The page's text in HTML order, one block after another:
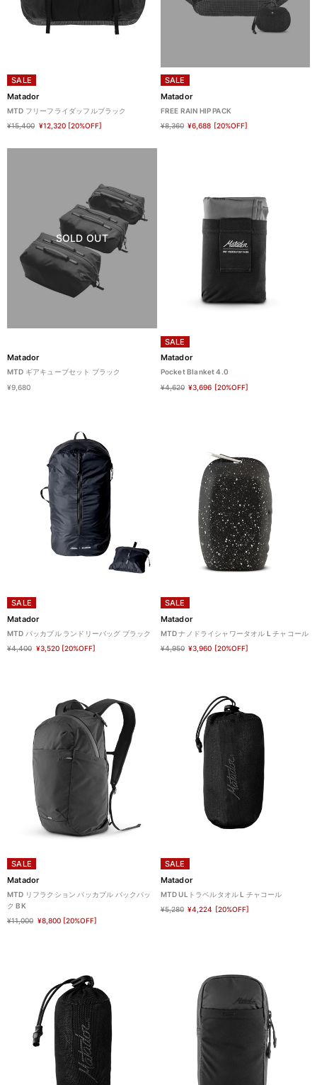
SALE
Matador
MTD フリーフライダッフルブラック
¥15,400 ¥12,320 [20%OFF]
SALE
Matador
FREE RAIN HIP PACK
¥8,360 ¥6,688 [20%OFF]
SOLD OUT
Matador
MTD ギアキューブセット ブラック
¥9,680
SALE
Matador
Pocket Blanket 4.0
¥4,620 ¥3,696 [20%OFF]
SALE
Matador
MTD パッカブル ランドリーバッグ ブラック
¥4,400 ¥3,520 [20%OFF]
SALE
Matador
MTD ナノドライシャワータオル L チャコール
¥4,950 ¥3,960 [20%OFF]
SALE
Matador
MTD リフラクション パッカブル バックパッ
ク BK
¥11,000 ¥8,800 [20%OFF]
SALE
Matador
MTD ULトラベルタオル L チャコール
¥5,280 ¥4,224 [20%OFF]